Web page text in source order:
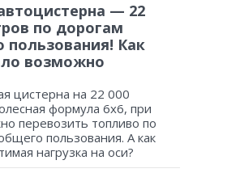
— 22
по дорогам
пользования! Как
возможно
цистерна на 22 000
формула 6х6, при
перевозить топливо по
пользования. А как
нагрузка на оси?